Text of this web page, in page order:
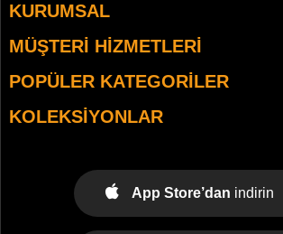
KURUMSAL
MÜŞTERI HIZMETLERI
POPÜLER KATEGORILER
KOLEKSIYONLAR
App Store’dan indirin